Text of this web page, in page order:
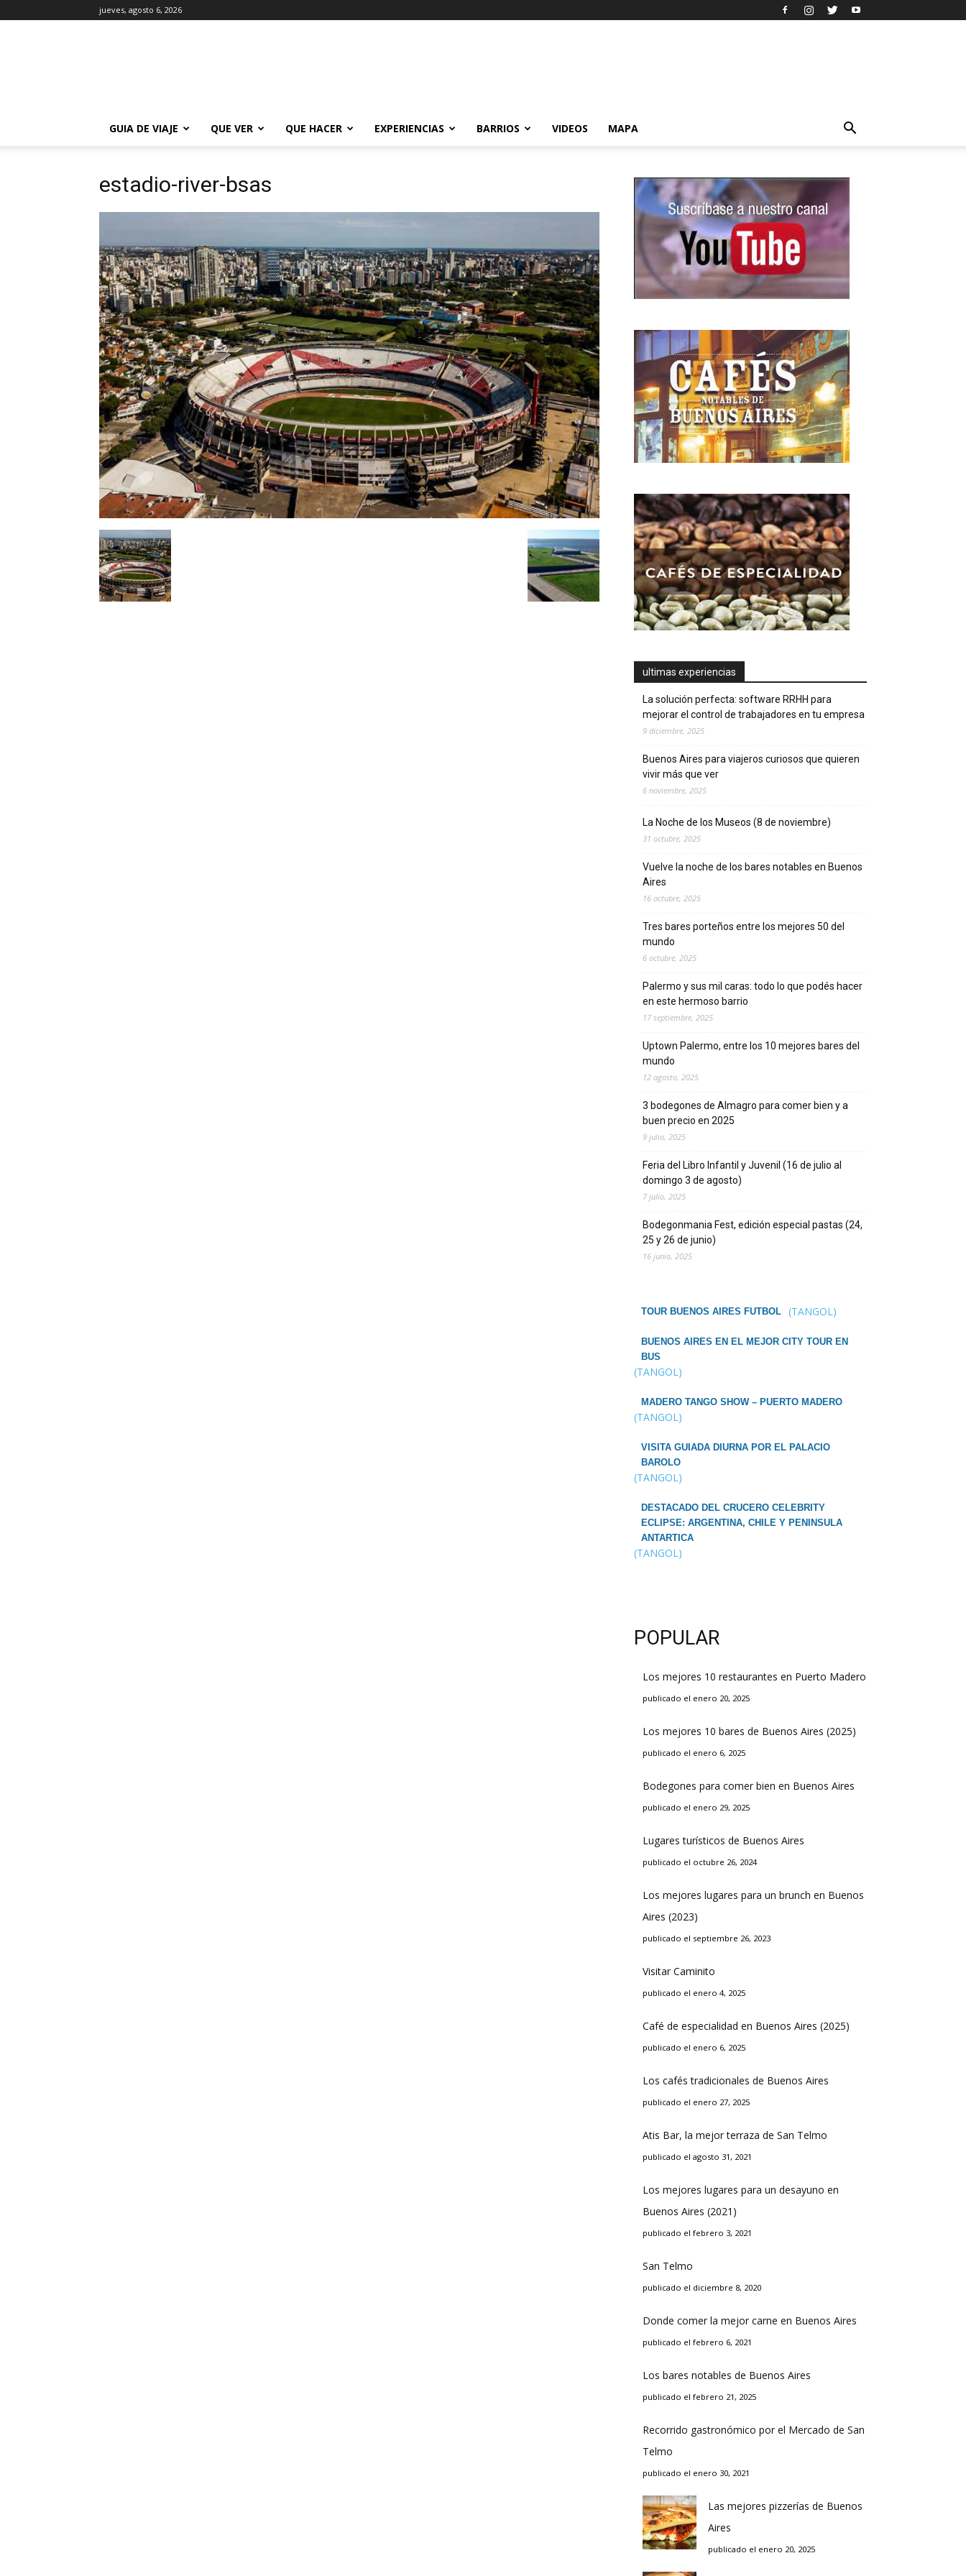
jueves, agosto 6, 2026
GUIA DE VIAJE
QUE VER QUE HACER EXPERIENCIAS BARRIOS VIDEOS MAPA
estadio-river-bsas
ultimas experiencias
La solución perfecta: software RRHH para
mejorar el control de trabajadores en tu empresa
9 diciembre, 2025
Buenos Aires para viajeros curiosos que quieren
vivir más que ver
6 noviembre, 2025
La Noche de los Museos (8 de noviembre)
31 octubre, 2025
Vuelve la noche de los bares notables en Buenos
Aires
16 octubre, 2025
Tres bares porteños entre los mejores 50 del
mundo
6 octubre, 2025
Palermo y sus mil caras: todo lo que podés hacer
en este hermoso barrio
17 septiembre, 2025
Uptown Palermo, entre los 10 mejores bares del
mundo
12 agosto, 2025
3 bodegones de Almagro para comer bien y a
buen precio en 2025
9 julio, 2025
Feria del Libro Infantil y Juvenil (16 de julio al
domingo 3 de agosto)
7 julio, 2025
Bodegonmania Fest, edición especial pastas (24,
25 y 26 de junio)
16 junio, 2025
TOUR BUENOS AIRES FUTBOL (TANGOL)
BUENOS AIRES EN EL MEJOR CITY TOUR EN
BUS
(TANGOL)
MADERO TANGO SHOW – PUERTO MADERO
(TANGOL)
VISITA GUIADA DIURNA POR EL PALACIO
BAROLO
(TANGOL)
DESTACADO DEL CRUCERO CELEBRITY
ECLIPSE: ARGENTINA, CHILE Y PENINSULA
ANTARTICA
(TANGOL)
POPULAR
Los mejores 10 restaurantes en Puerto Madero
publicado el enero 20, 2025
Los mejores 10 bares de Buenos Aires (2025)
publicado el enero 6, 2025
Bodegones para comer bien en Buenos Aires
publicado el enero 29, 2025
Lugares turísticos de Buenos Aires
publicado el octubre 26, 2024
Los mejores lugares para un brunch en Buenos
Aires (2023)
publicado el septiembre 26, 2023
Visitar Caminito
publicado el enero 4, 2025
Café de especialidad en Buenos Aires (2025)
publicado el enero 6, 2025
Los cafés tradicionales de Buenos Aires
publicado el enero 27, 2025
Atis Bar, la mejor terraza de San Telmo
publicado el agosto 31, 2021
Los mejores lugares para un desayuno en
Buenos Aires (2021)
publicado el febrero 3, 2021
San Telmo
publicado el diciembre 8, 2020
Donde comer la mejor carne en Buenos Aires
publicado el febrero 6, 2021
Los bares notables de Buenos Aires
publicado el febrero 21, 2025
Recorrido gastronómico por el Mercado de San
Telmo
publicado el enero 30, 2021
Las mejores pizzerías de Buenos
Aires
publicado el enero 20, 2025